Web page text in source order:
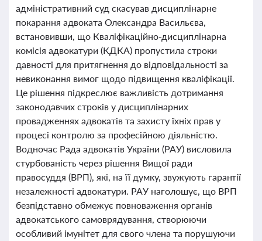
адміністративний суд скасував дисциплінарне
покарання адвоката Олександра Васильєва,
встановивши, що Кваліфікаційно-дисциплінарна
комісія адвокатури (КДКА) пропустила строки
давності для притягнення до відповідальності за
невиконання вимог щодо підвищення кваліфікації.
Це рішення підкреслює важливість дотримання
законодавчих строків у дисциплінарних
провадженнях адвокатів та захисту їхніх прав у
процесі контролю за професійною діяльністю.
Водночас Рада адвокатів України (РАУ) висловила
стурбованість через рішення Вищої ради
правосуддя (ВРП), які, на її думку, звужують гарантії
незалежності адвокатури. РАУ наголошує, що ВРП
безпідставно обмежує повноваження органів
адвокатського самоврядування, створюючи
особливий імунітет для свого члена та порушуючи